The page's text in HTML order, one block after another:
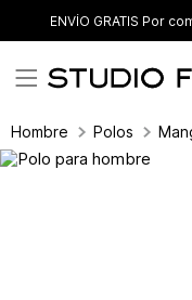
ENVÍO GRATIS Por
Hombre Polos